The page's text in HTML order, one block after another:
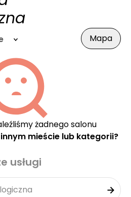
Mapa
żadnego salonu
mieście lub kategorii?
usługi